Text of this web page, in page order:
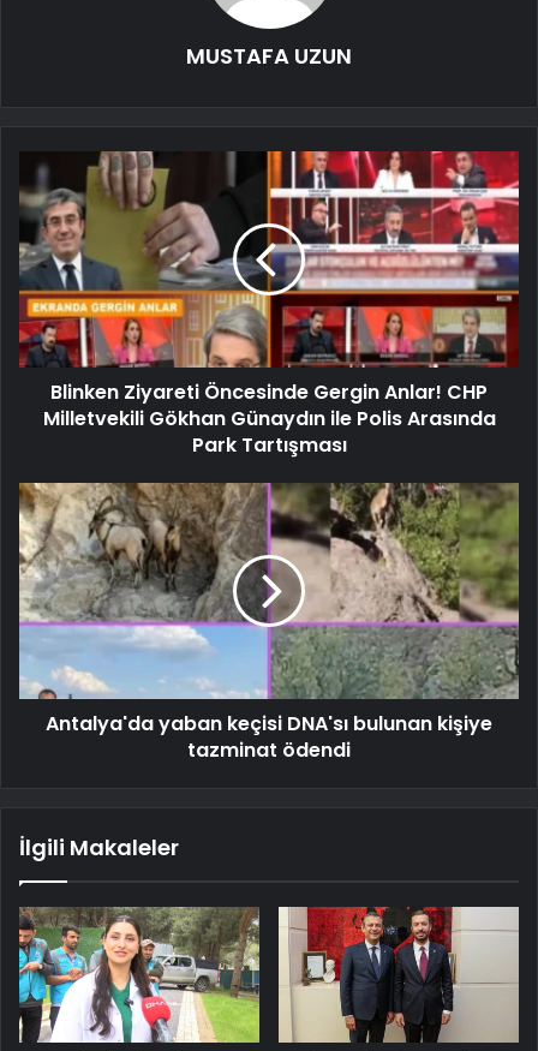
MUSTAFA UZUN
Blinken Ziyareti Öncesinde Gergin Anlar! CHP
Milletvekili Gökhan Günaydın ile Polis Arasında
Park Tartışması
Antalya'da yaban keçisi DNA'sı bulunan kişiye
tazminat ödendi
İlgili Makaleler